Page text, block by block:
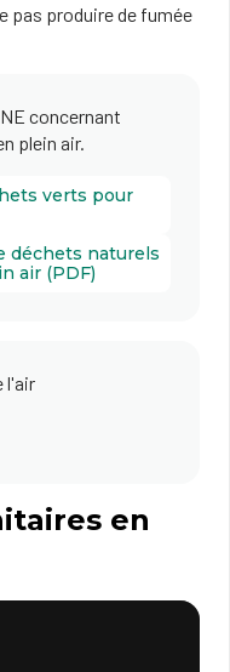
pas produire de fumée
concernant
plein air.
verts pour
déchets naturels
air (PDF)
l'air
en